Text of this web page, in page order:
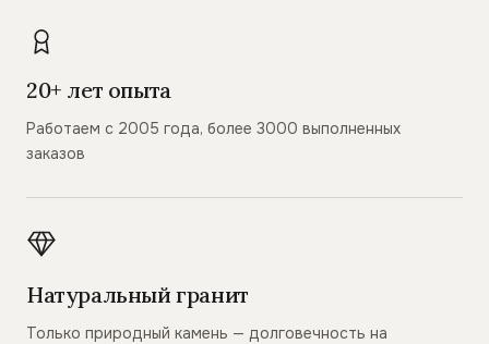
20+ лет опыта
Работаем с 2005 года, более 3000 выполненных
заказов
Натуральный гранит
Только природный камень — долговечность на